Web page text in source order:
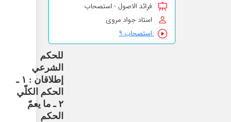
للحكم
الشرعي
إطلاقان : ١ ـ
الحكم الكلّي
٢ ـ ما يعمّ
الحكم
فرائد الاصول - استصحاب
استاد جواد مروی
استصحاب ۹